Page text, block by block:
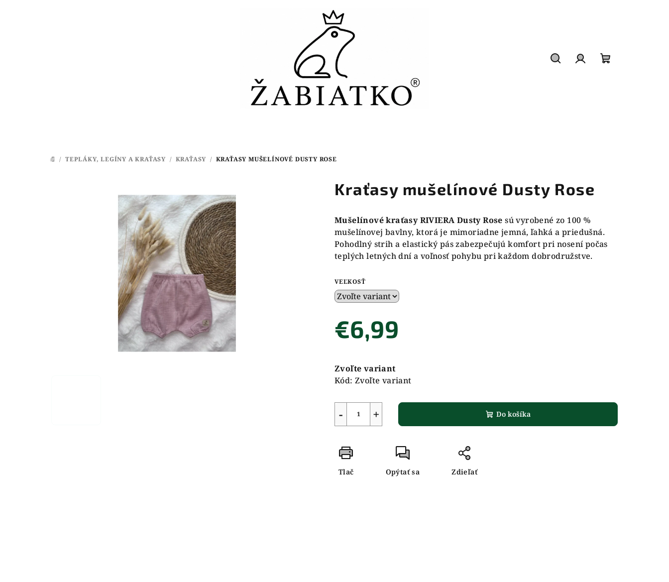
DOMOV
/ TEPLÁKY, LEGÍNY A KRAŤASY / KRAŤASY / KRAŤASY MUŠELÍNOVÉ DUSTY ROSE
Kraťasy mušelínové Dusty Rose
Mušelínové kraťasy RIVIERA Dusty Rose sú vyrobené zo 100 %
mušelínovej bavlny, ktorá je mimoriadne jemná, ľahká a priedušná.
Pohodlný strih a elastický pás zabezpečujú komfort pri nosení počas
teplých letných dní a voľnosť pohybu pri každom dobrodružstve.
VEĽKOSŤ
€6,99
cena:
Zvoľte variant
Kód: Zvoľte variant
+
− Do košíka
Tlač Opýtať sa Zdieľať